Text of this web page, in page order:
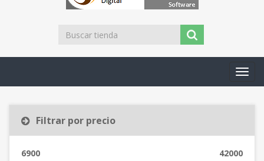
Filtrar por precio
6900 42000